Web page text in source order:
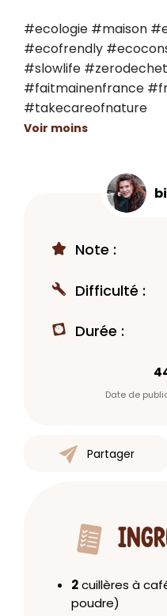
#ecologie #maison
#ecofrendly
#slowlife
#faitmainenfrance
#takecareofnature
Voir moins
Note :
Difficulté :
Durée :
Date de
Partager
2cuillères à
poudre)